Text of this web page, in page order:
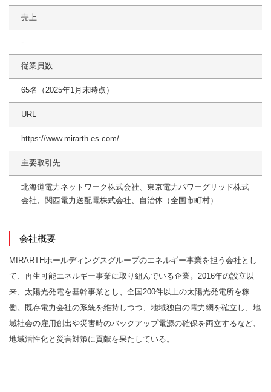
売上
-
従業員数
65名（2025年1月末時点）
URL
https://www.mirarth-es.com/
主要取引先
北海道電力ネットワーク株式会社、東京電力パワーグリッド株式
会社、関西電力送配電株式会社、自治体（全国市町村）
会社概要
MIRARTHホールディングスグループのエネルギー事業を担う会社とし
て、再生可能エネルギー事業に取り組んでいる企業。2016年の設立以
来、太陽光発電を基幹事業とし、全国200件以上の太陽光発電所を稼
働。既存電力会社の系統を維持しつつ、地域独自の電力網を確立し、地
域社会の雇用創出や災害時のバックアップ電源の確保を両立するなど、
地域活性化と災害対策に貢献を果たしている。